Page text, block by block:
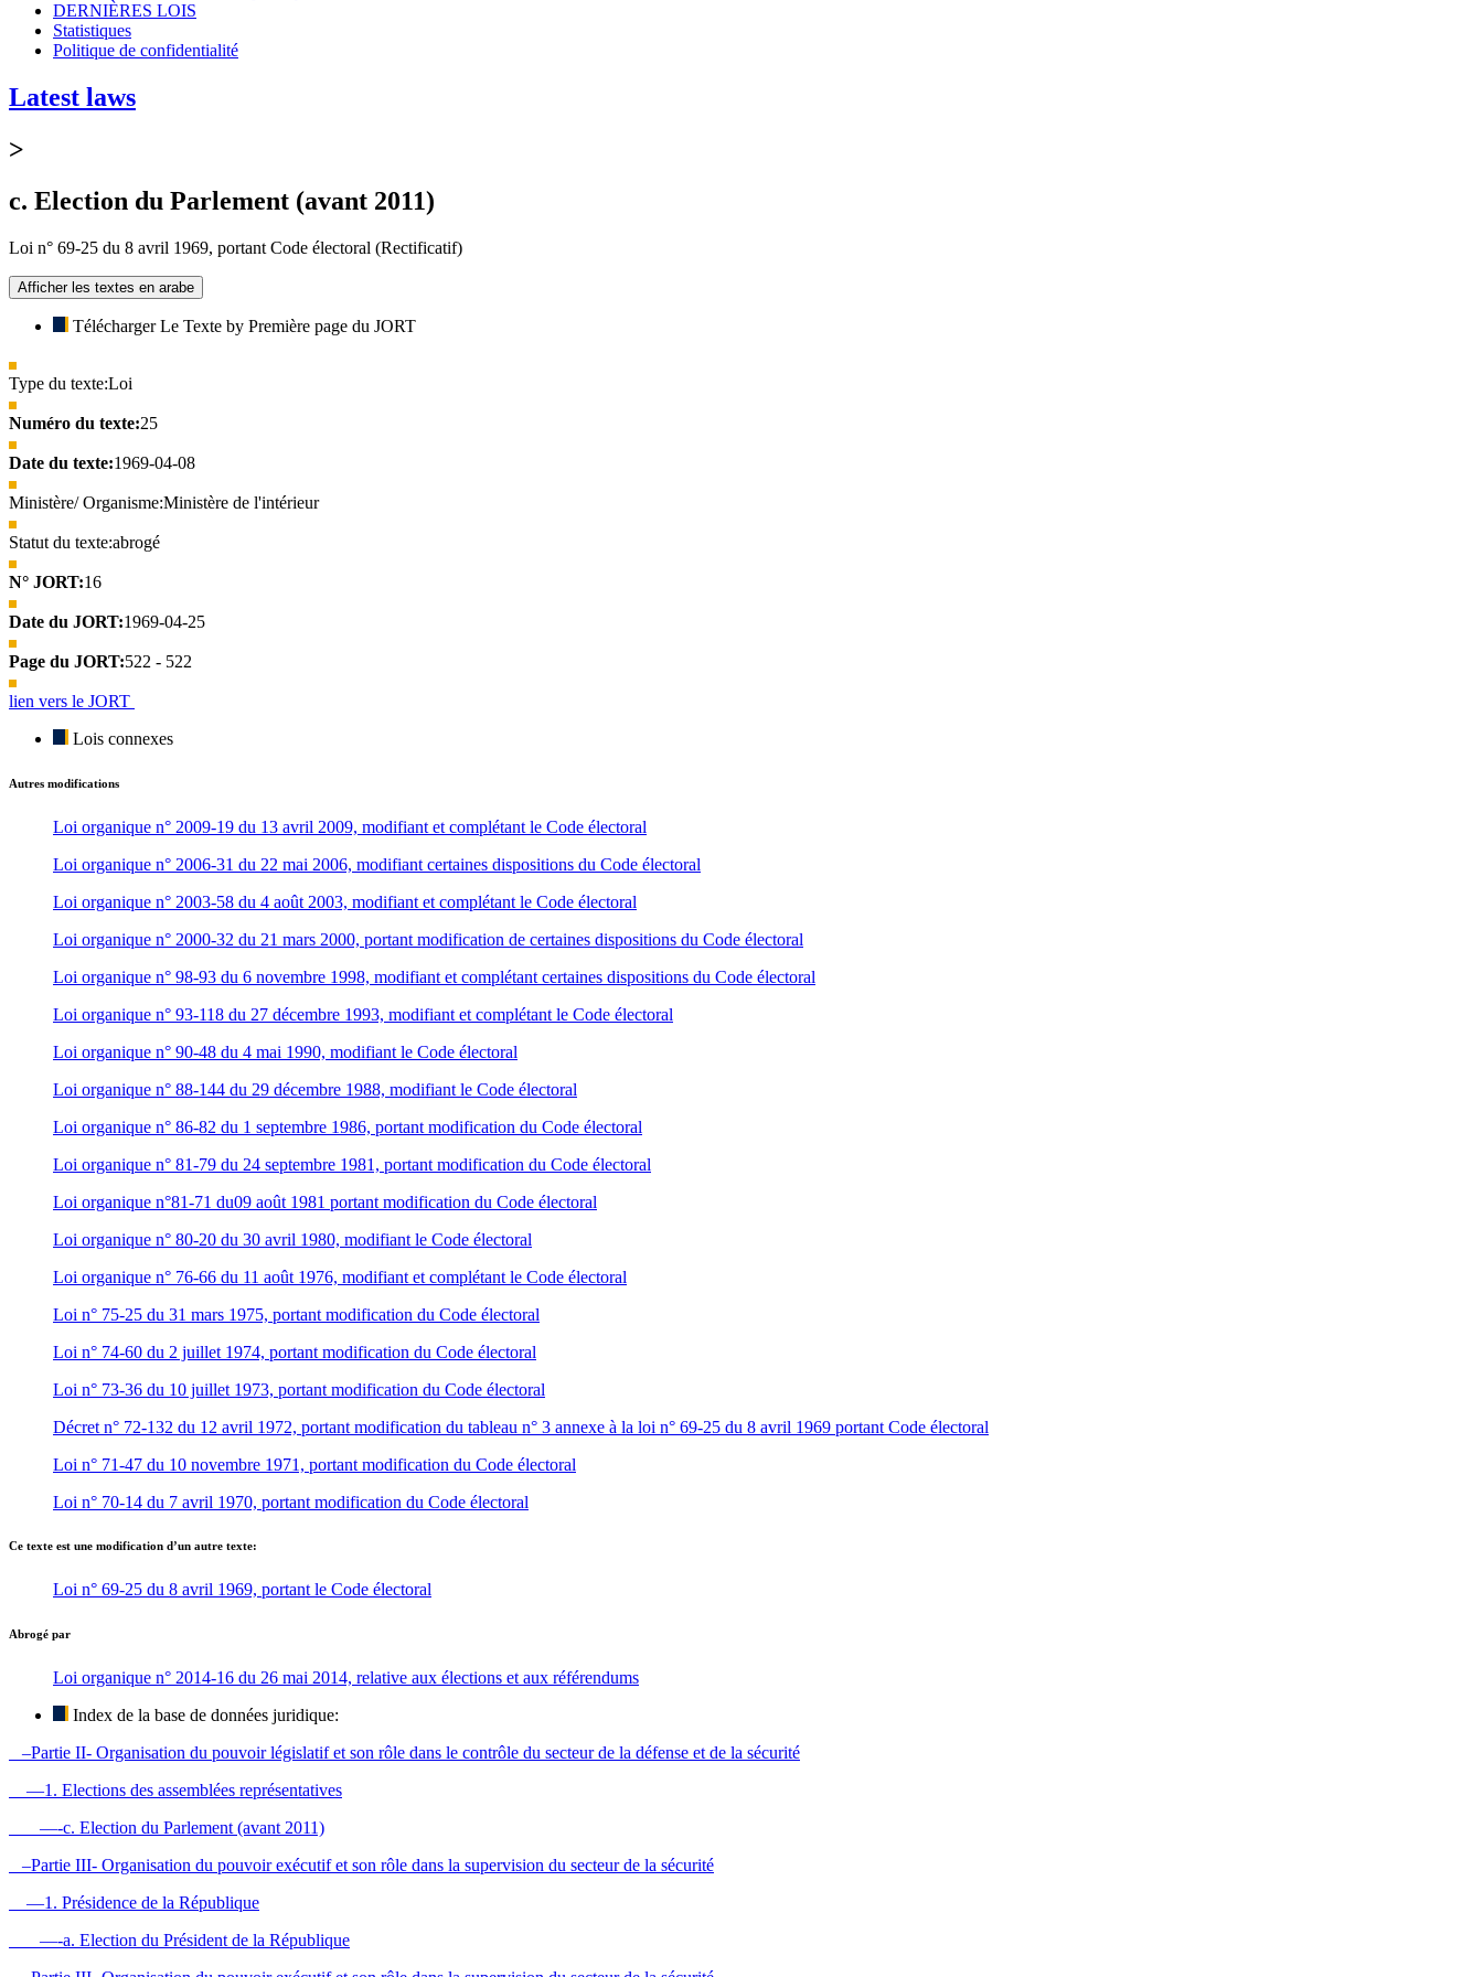
DERNIÈRES LOIS
Statistiques
Politique de confidentialité
Latest laws
>
c. Election du Parlement (avant 2011)
Loi n° 69-25 du 8 avril 1969, portant Code électoral (Rectificatif)
Afficher les textes en arabe
Télécharger Le Texte by Première page du JORT
Type du texte:Loi
Numéro du texte:25
Date du texte:1969-04-08
Ministère/ Organisme:Ministère de l'intérieur
Statut du texte:abrogé
N° JORT:16
Date du JORT:1969-04-25
Page du JORT:522 - 522
lien vers le JORT
Lois connexes
Autres modifications
Loi organique n° 2009-19 du 13 avril 2009, modifiant et complétant le Code électoral
Loi organique n° 2006-31 du 22 mai 2006, modifiant certaines dispositions du Code électoral
Loi organique n° 2003-58 du 4 août 2003, modifiant et complétant le Code électoral
Loi organique n° 2000-32 du 21 mars 2000, portant modification de certaines dispositions du Code électoral
Loi organique n° 98-93 du 6 novembre 1998, modifiant et complétant certaines dispositions du Code électoral
Loi organique n° 93-118 du 27 décembre 1993, modifiant et complétant le Code électoral
Loi organique n° 90-48 du 4 mai 1990, modifiant le Code électoral
Loi organique n° 88-144 du 29 décembre 1988, modifiant le Code électoral
Loi organique n° 86-82 du 1 septembre 1986, portant modification du Code électoral
Loi organique n° 81-79 du 24 septembre 1981, portant modification du Code électoral
Loi organique n°81-71 du09 août 1981 portant modification du Code électoral
Loi organique n° 80-20 du 30 avril 1980, modifiant le Code électoral
Loi organique n° 76-66 du 11 août 1976, modifiant et complétant le Code électoral
Loi n° 75-25 du 31 mars 1975, portant modification du Code électoral
Loi n° 74-60 du 2 juillet 1974, portant modification du Code électoral
Loi n° 73-36 du 10 juillet 1973, portant modification du Code électoral
Décret n° 72-132 du 12 avril 1972, portant modification du tableau n° 3 annexe à la loi n° 69-25 du 8 avril 1969 portant Code électoral
Loi n° 71-47 du 10 novembre 1971, portant modification du Code électoral
Loi n° 70-14 du 7 avril 1970, portant modification du Code électoral
Ce texte est une modification d’un autre texte:
Loi n° 69-25 du 8 avril 1969, portant le Code électoral
Abrogé par
Loi organique n° 2014-16 du 26 mai 2014, relative aux élections et aux référendums
Index de la base de données juridique:
–Partie II- Organisation du pouvoir législatif et son rôle dans le contrôle du secteur de la défense et de la sécurité
—1. Elections des assemblées représentatives
—-c. Election du Parlement (avant 2011)
–Partie III- Organisation du pouvoir exécutif et son rôle dans la supervision du secteur de la sécurité
—1. Présidence de la République
—-a. Election du Président de la République